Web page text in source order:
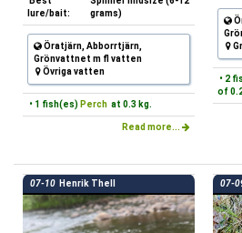
lure/bait:
grams)
Öratjärn, Abborrtjärn,
Grönvattnet m fl vatten
Övriga vatten
• 1 fish(es) Perch at 0.3 kg.
Read more...
• 2
of
07-10 Henrik Thell 07-